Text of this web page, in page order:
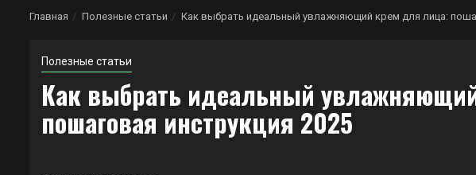
Главная Полезные статьи Как выбрать идеальный увлажняющий крем для лица:
Полезные статьи
Как выбрать идеальный
пошаговая инструкция 2025